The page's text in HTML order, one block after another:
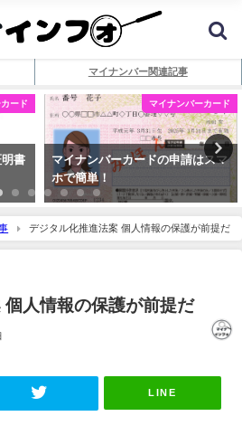
マイナンバー関連記事
ード
書
マイナンバーカード
マイナンバーカードの申請はスマ
ホで簡単！
デジタル化推進法案 個人情報の保護が前提だ
人情報の保護が前提だ
LINE